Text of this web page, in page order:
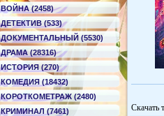
ВОЙНА (2458)
ДЕТЕКТИВ (533)
ДОКУМЕНТАЛЬНЫЙ (5530)
ДРАМА (28316)
ИСТОРИЯ (270)
КОМЕДИЯ (18432)
КОРОТКОМЕТРАЖ (2480)
КРИМИНАЛ (7461)
Скачать